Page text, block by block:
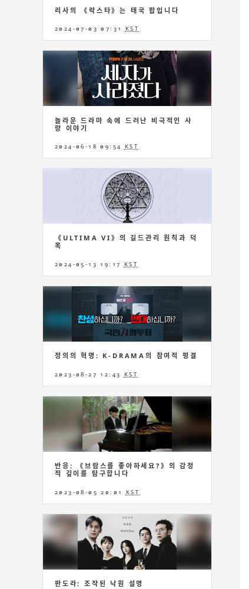
리사의 《락스타》는 태국 팝입니다
2024-07-03 07:31 KST
놀라운 드라마 속에 드러난 비극적인 사
랑 이야기
2024-06-18 09:54 KST
《ULTIMA VI》의 길드관리 원칙과 덕
목
2024-05-13 19:17 KST
정의의 혁명: K-DRAMA의 참여적 평결
2023-08-27 12:43 KST
반응: 《브람스를 좋아하세요?》의 감정
적 깊이를 탐구합니다
2023-08-05 20:01 KST
판도라: 조작된 낙원 설명